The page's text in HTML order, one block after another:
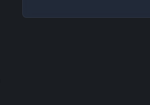
Luvsucka (Tantum Remix)